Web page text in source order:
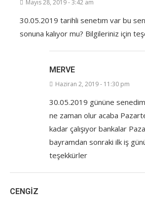
Mayıs 28, 2019 - 3:42 am
30.05.2019 tarihli senetım var bu
sonuna kalıyor mu? Bilgileriniz için
MERVE
Haziran 2, 2019 - 11:30 pm
30.05.2019 gününe
ne zaman olur acaba
kadar çalışıyor bankalar
bayramdan sonraki ilk iş
teşekkürler
CENGIZ